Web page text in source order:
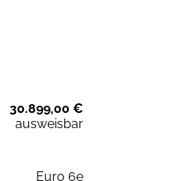
30.899,00 €
ausweisbar
Euro 6e